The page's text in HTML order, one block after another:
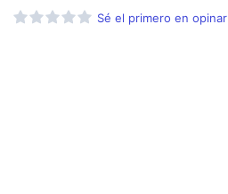
Sé el primero en opinar